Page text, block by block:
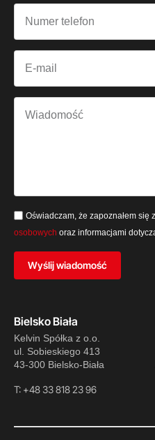
Oświadczam, że zapoznałem się z
osobowych oraz informacjami
Wyślij wiadomość
Bielsko Biała
Kelvin Spółka z o.o.
ul. Sobieskiego 413
43-300 Bielsko-Biała
T: +48 33 818 23 96